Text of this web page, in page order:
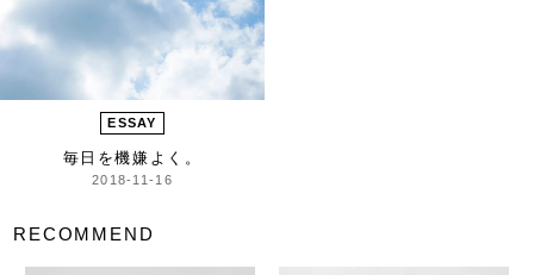
ESSAY
毎日を機嫌よく。
2018-11-16
RECOMMEND